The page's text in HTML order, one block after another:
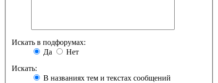
Искать в подфорумах:
Да
Нет
Искать:
В названиях тем и текстах сообщений